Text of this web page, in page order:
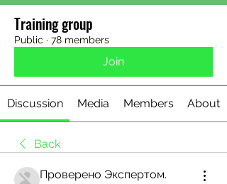
Training group
Public · 78 members
Join
Discussion Media Members About
Back
Проверено Экспертом.